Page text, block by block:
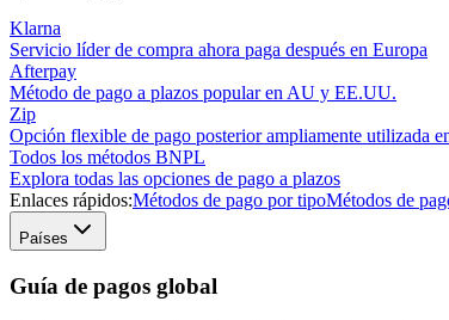
Klarna
Servicio líder de compra ahora paga después en Europa
Afterpay
Método de pago a plazos popular en AU y EE.UU.
Zip
Opción flexible de pago posterior ampliamente utilizada
Todos los métodos BNPL
Explora todas las opciones de pago a plazos
Enlaces rápidos:Métodos de pago por tipoMétodos de
Países
Guía de pagos global